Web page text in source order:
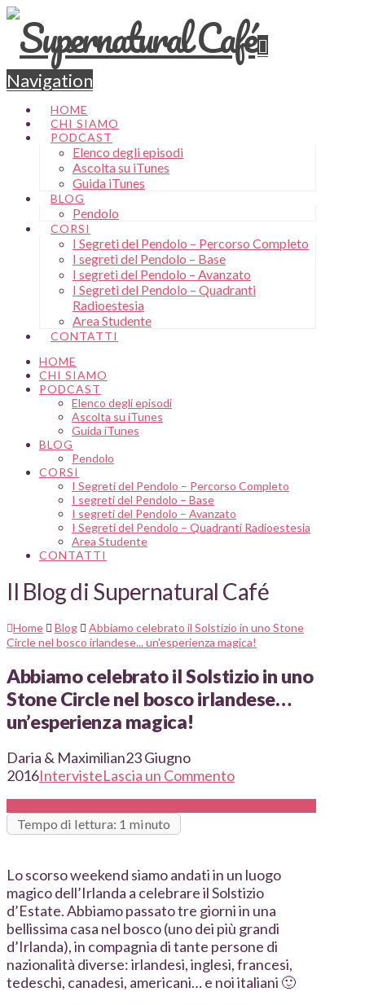
Navigation
HOME
CHI SIAMO
PODCAST
Elenco degli episodi
Ascolta su iTunes
Guida iTunes
BLOG
Pendolo
CORSI
I Segreti del Pendolo – Percorso Completo
I segreti del Pendolo – Base
I segreti del Pendolo – Avanzato
I Segreti del Pendolo – Quadranti
Radioestesia
Area Studente
CONTATTI
HOME
CHI SIAMO
PODCAST
Elenco degli episodi
Ascolta su iTunes
Guida iTunes
BLOG
Pendolo
CORSI
I Segreti del Pendolo – Percorso Completo
I segreti del Pendolo – Base
I segreti del Pendolo – Avanzato
I Segreti del Pendolo – Quadranti Radioestesia
Area Studente
CONTATTI
Il Blog di Supernatural Café
Home Blog
Abbiamo celebrato il Solstizio in uno Stone
Circle nel bosco irlandese... un'esperienza magica!
Abbiamo celebrato il Solstizio in uno
Stone Circle nel bosco irlandese…
un’esperienza magica!
Daria & Maximilian23 Giugno
2016IntervisteLascia un Commento
Tempo di lettura: 1 minuto
Lo scorso weekend siamo andati in un luogo
magico dell’Irlanda a celebrare il Solstizio
d’Estate. Abbiamo passato tre giorni in una
bellissima casa nel bosco (uno dei più grandi
d’Irlanda), in compagnia di tante persone di
nazionalità diverse: irlandesi, inglesi, francesi,
tedeschi, canadesi, americani… e noi italiani 🙂